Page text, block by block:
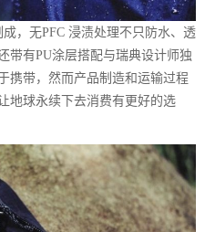
，无PFC 浸渍处理不只防水、透
带有PU涂层搭配与瑞典设计师独
携带，然而产品制造和运输过程
地球永续下去消费有更好的选